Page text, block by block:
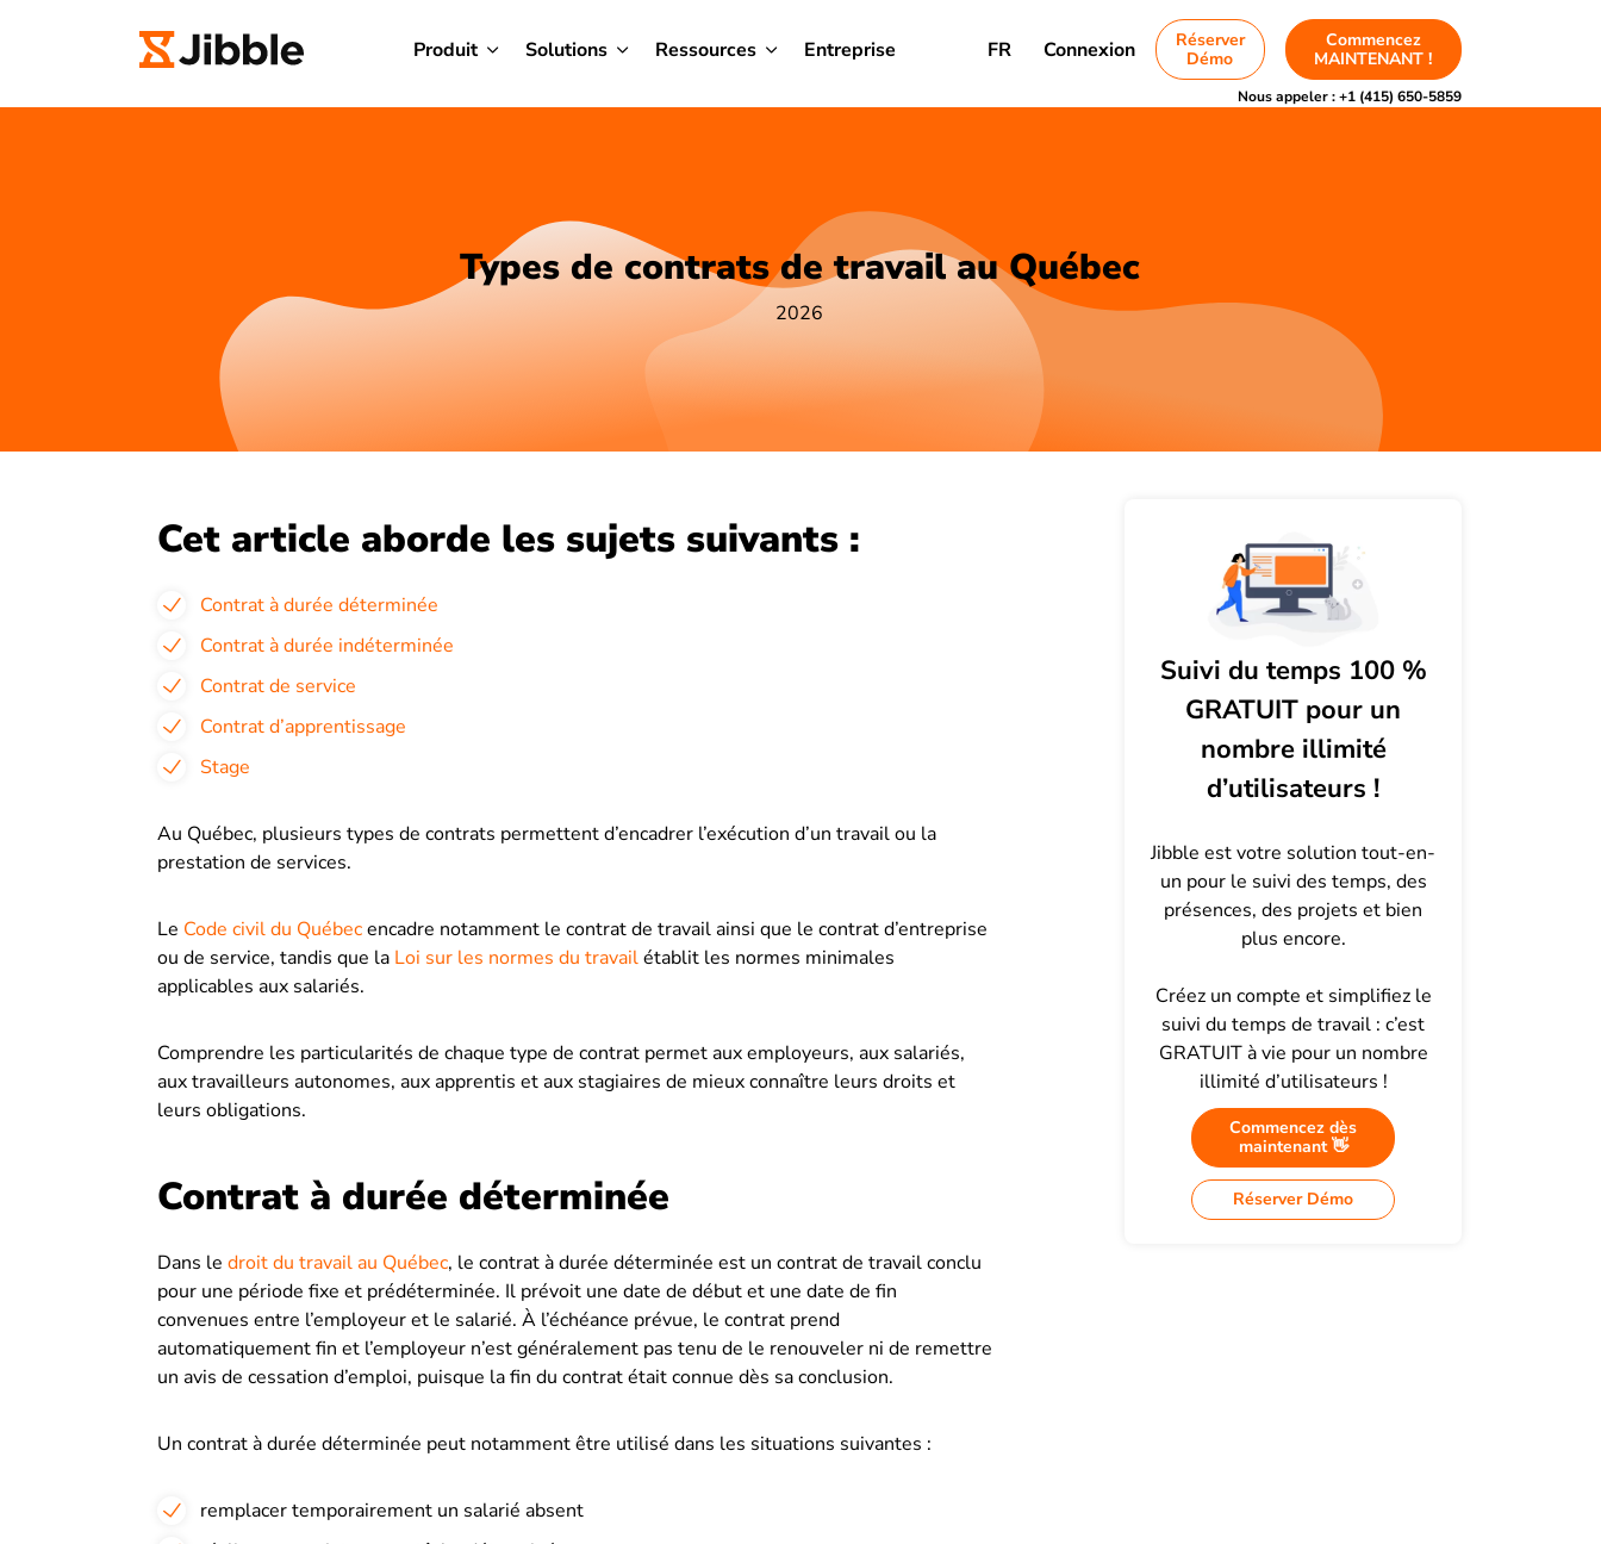
Produit Solutions Ressources Entreprise FR Connexion
Réserver
Démo
Commencez
MAINTENANT !
Nous appeler :+1 (415) 650-5859
Types de contrats de travail au Québec
2026
Cet article aborde les sujets suivants :
Contrat à durée déterminée
Contrat à durée indéterminée
Contrat de service
Contrat d’apprentissage
Stage
Au Québec, plusieurs types de contrats permettent d’encadrer l’exécution d’un travail ou la
prestation de services.
Le Code civil du Québecencadre notamment le contrat de travail ainsi que le contrat d’entreprise
ou de service, tandis que la Loi sur les normes du travailétablit les normes minimales
applicables aux salariés.
Comprendre les particularités de chaque type de contrat permet aux employeurs, aux salariés,
aux travailleurs autonomes, aux apprentis et aux stagiaires de mieux connaître leurs droits et
leurs obligations.
Contrat à durée déterminée
Dans le droit du travail au Québec, le contrat à durée déterminée est un contrat de travail conclu
pour une période fixe et prédéterminée. Il prévoit une date de début et une date de fin
convenues entre l’employeur et le salarié. À l’échéance prévue, le contrat prend
automatiquement fin et l’employeur n’est généralement pas tenu de le renouveler ni de remettre
un avis de cessation d’emploi, puisque la fin du contrat était connue dès sa conclusion.
Un contrat à durée déterminée peut notamment être utilisé dans les situations suivantes :
remplacer temporairement un salarié absent
Suivi du temps 100 %
GRATUIT pour un
nombre illimité
d’utilisateurs !
Jibble est votre solution tout-en-
un pour le suivi des temps, des
présences, des projets et bien
plus encore.
Créez un compte et simplifiez le
suivi du temps de travail : c’est
GRATUIT à vie pour un nombre
illimité d’utilisateurs !
Commencez dès
maintenant 👋
Réserver Démo